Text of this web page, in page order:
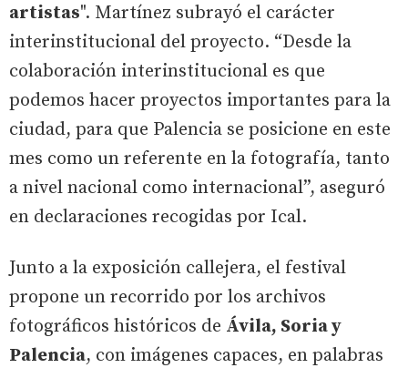
artistas". Martínez subrayó el carácter
interinstitucional del proyecto. “Desde la
colaboración interinstitucional es que
podemos hacer proyectos importantes para la
ciudad, para que Palencia se posicione en este
mes como un referente en la fotografía, tanto
a nivel nacional como internacional”, aseguró
en declaraciones recogidas por Ical.
Junto a la exposición callejera, el festival
propone un recorrido por los archivos
fotográficos históricos de Ávila, Soria y
Palencia, con imágenes capaces, en palabras